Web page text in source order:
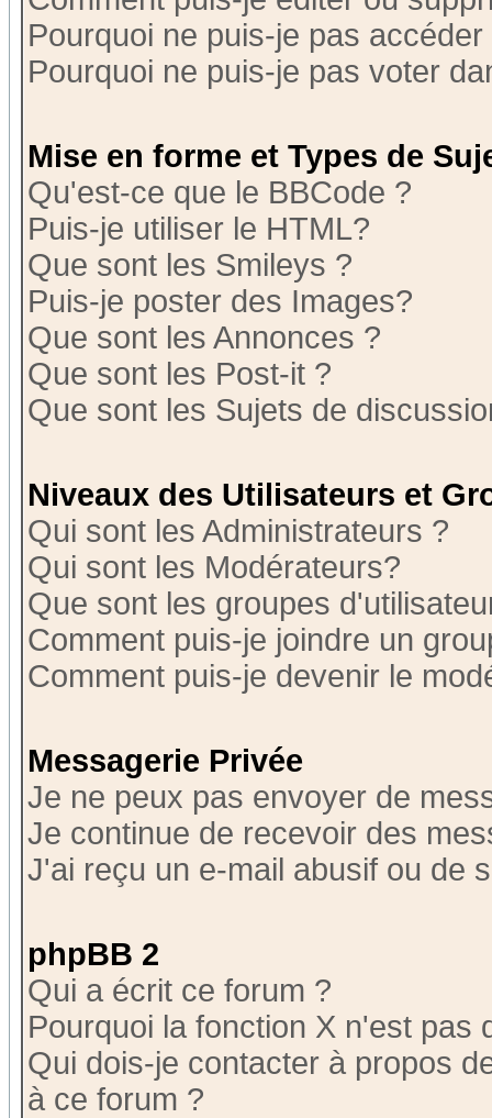
Pourquoi ne puis-je pas
Pourquoi ne puis-je pas voter
Mise en forme et Types de
Qu'est-ce que le BBCode ?
Puis-je utiliser le HTML?
Que sont les Smileys ?
Puis-je poster des Images?
Que sont les Annonces ?
Que sont les Post-it ?
Que sont les Sujets de
Niveaux des Utilisateurs et
Qui sont les Administrateurs ?
Qui sont les Modérateurs?
Que sont les groupes
Comment puis-je joindre un
Comment puis-je devenir le
Messagerie Privée
Je ne peux pas envoyer de
Je continue de recevoir des
J'ai reçu un e-mail abusif ou de
phpBB 2
Qui a écrit ce forum ?
Pourquoi la fonction X n'est pas
Qui dois-je contacter à propos
à ce forum ?